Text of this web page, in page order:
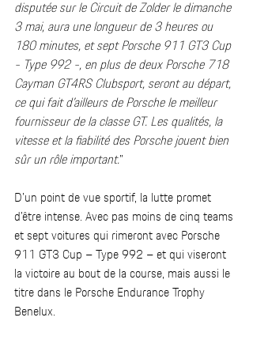
disputée sur le Circuit de Zolder le dimanche
3 mai, aura une longueur de 3 heures ou
180 minutes, et sept Porsche 911 GT3 Cup
- Type 992 -, en plus de deux Porsche 718
Cayman GT4RS Clubsport, seront au départ,
ce qui fait d’ailleurs de Porsche le meilleur
fournisseur de la classe GT. Les qualités, la
vitesse et la fiabilité des Porsche jouent bien
sûr un rôle important.”
D’un point de vue sportif, la lutte promet
d’être intense. Avec pas moins de cinq teams
et sept voitures qui rimeront avec Porsche
911 GT3 Cup – Type 992 – et qui viseront
la victoire au bout de la course, mais aussi le
titre dans le Porsche Endurance Trophy
Benelux.